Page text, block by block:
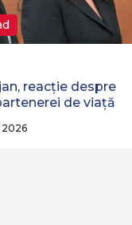
reacție despre
de viață